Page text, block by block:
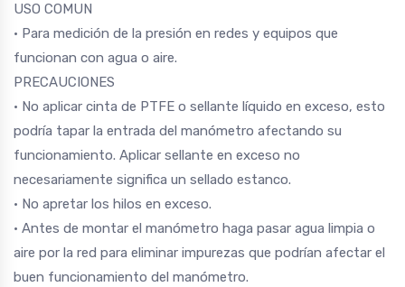
USO COMUN
• Para medición de la presión en redes y equipos que
funcionan con agua o aire.
PRECAUCIONES
• No aplicar cinta de PTFE o sellante líquido en exceso, esto
podría tapar la entrada del manómetro afectando su
funcionamiento. Aplicar sellante en exceso no
necesariamente significa un sellado estanco.
• No apretar los hilos en exceso.
• Antes de montar el manómetro haga pasar agua limpia o
aire por la red para eliminar impurezas que podrían afectar el
buen funcionamiento del manómetro.